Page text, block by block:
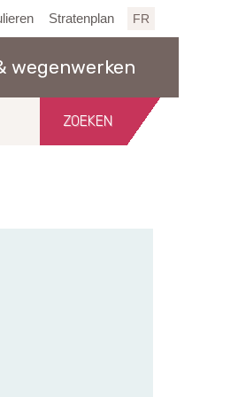
Stratenplan FR
wegenwerken